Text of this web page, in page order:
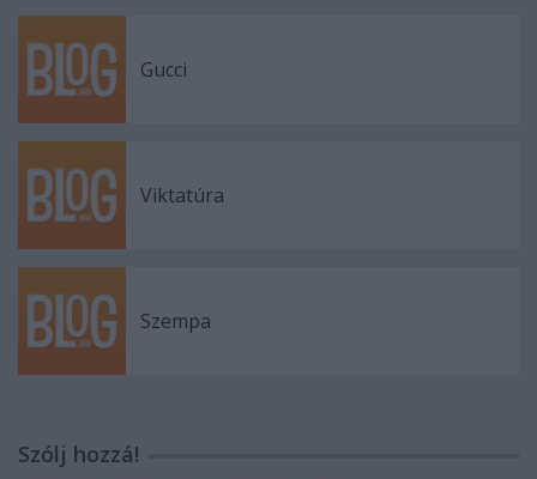
Gucci
Viktatúra
Szempa
Szólj hozzá!